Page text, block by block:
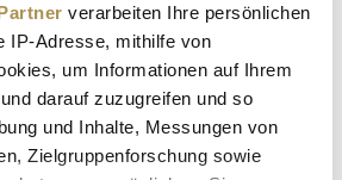
verarbeiten Ihre persönlichen
IP-Adresse, mithilfe von
um Informationen auf Ihrem
darauf zuzugreifen und so
und Inhalte, Messungen von
Zielgruppenforschung sowie